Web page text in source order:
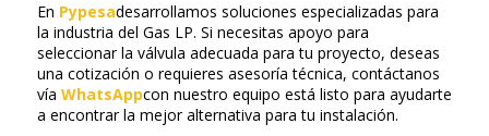
En Pypesadesarrollamos soluciones especializadas para
la industria del Gas LP. Si necesitas apoyo para
seleccionar la válvula adecuada para tu proyecto, deseas
una cotización o requieres asesoría técnica, contáctanos
vía WhatsAppcon nuestro equipo está listo para ayudarte
a encontrar la mejor alternativa para tu instalación.